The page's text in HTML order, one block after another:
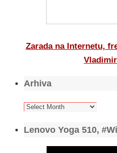
Zarada na Internetu,
Arhiva
Arhiva
Lenovo Yoga 510,